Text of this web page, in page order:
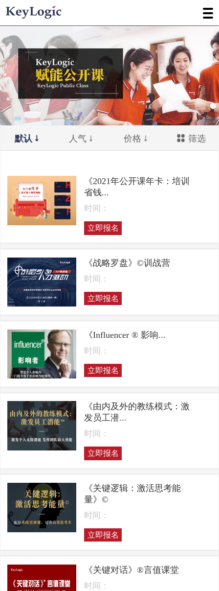
默认 人气 价格 筛选
《2021年公开课年卡：培训
省钱...
时间：
立即报名
《战略罗盘》©训战营
时间：
立即报名
《Influencer ® 影响...
时间：
立即报名
《由内及外的教练模式：激
发员工潜...
时间：
立即报名
《关键逻辑：激活思考能
量》©
时间：
立即报名
《关键对话》®言值课堂
时间：